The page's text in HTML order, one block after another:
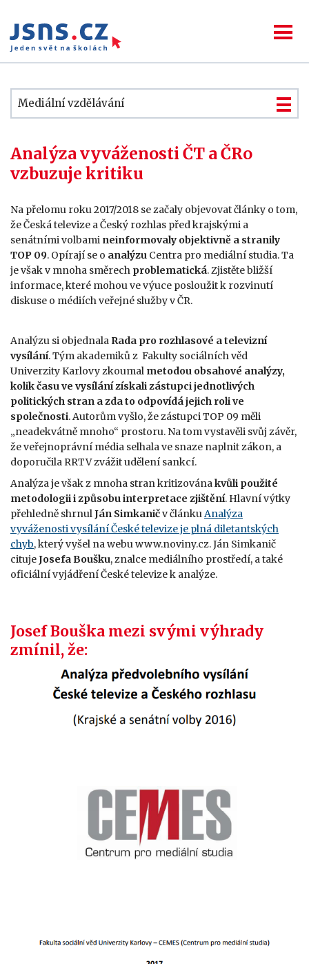
Mediální vzdělávání
Analýza vyváženosti ČT a ČRo
vzbuzuje kritiku
Na přelomu roku 2017/2018 se začaly objevovat články o tom,
že Česká televize a Český rozhlas před krajskými a
senátními volbami neinformovaly objektivně a stranily
TOP 09. Opírají se o analýzu Centra pro mediální studia. Ta
je však v mnoha směrech problematická. Zjistěte bližší
informace, které mohou ve výuce posloužit k rozvinutí
diskuse o médiích veřejné služby v ČR.
Analýzu si objednala Rada pro rozhlasové a televizní
vysílání. Tým akademiků z Fakulty sociálních věd
Univerzity Karlovy zkoumal metodou obsahové analýzy,
kolik času ve vysílání získali zástupci jednotlivých
politických stran a zda to odpovídá jejich roli ve
společnosti. Autorům vyšlo, že zástupci TOP 09 měli
„neadekvátně mnoho“ prostoru. Na tom vystavěli svůj závěr,
že veřejnoprávní média selhala ve snaze naplnit zákon, a
doporučila RRTV zvážit udělení sankcí.
Analýza je však z mnoha stran kritizovánakvůli použité
metodologii i způsobu interpretace zjištění. Hlavní výtky
přehledně shrnulJán Simkaničv článkuAnalýza
vyváženosti vysílání České televize je plná diletantských
chyb, který vyšel na webu www.noviny.cz. Ján Simkanič
citujeJosefa Boušku, znalce mediálního prostředí, a také
oficiální vyjádření České televize k analýze.
Josef Bouška mezi svými výhrady
zmínil, že: